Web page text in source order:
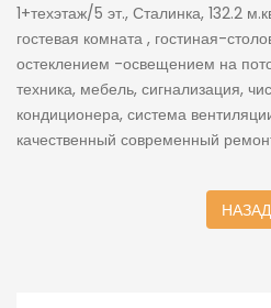
1+техэтаж/5 эт., Сталинка, 132.2
гостевая комната , гостиная-
остеклением -освещением на
техника, мебель, сигнализация,
кондиционера, система
качественный современный
НАЗАД